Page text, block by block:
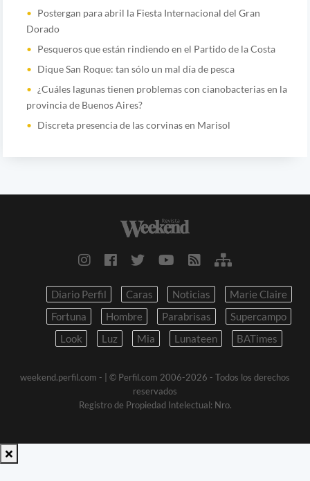
Postergan para abril la Fiesta Internacional del Gran
Dorado
Pesqueros que están rindiendo en el Partido de la Costa
Dique San Roque: tan sólo un mal día de pesca
¿Cuáles lagunas tienen problemas con cianobacterias en la
provincia de Buenos Aires?
Discreta presencia de las corvinas en Marisol
Diario Perfil Caras Noticias
Marie Claire
Fortuna
Hombre Parabrisas
Supercampo
Look
Luz Mia Lunateen BATimes
weekend.perfil.com -
| © Perfil.com 2006-2026 - Todos los derechos
reservados
Registro de Propiedad Intelectual: Nro.